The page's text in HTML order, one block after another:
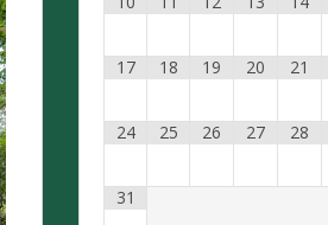
17 18 19 20 21
24 25 26 27 28
31